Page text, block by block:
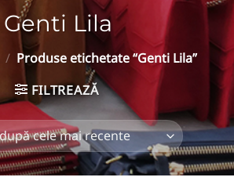
Genti Lila
/ Produse etichetate “Genti Lila”
FILTREAZĂ